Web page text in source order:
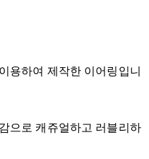
용하여 제작한 이어링입니
으로 캐쥬얼하고 러블리하